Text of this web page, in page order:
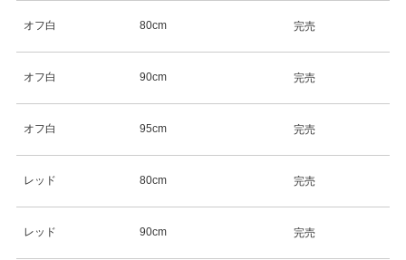
オフ白 80cm 完売
オフ白 90cm 完売
オフ白 95cm 完売
レッド 80cm 完売
レッド 90cm 完売